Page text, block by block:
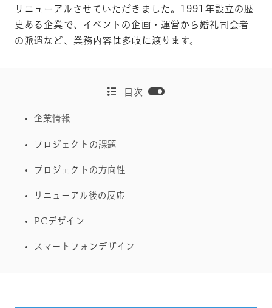
リニューアルさせていただきました。1991年設立の歴
史ある企業で、イベントの企画・運営から婚礼司会者
の派遣など、業務内容は多岐に渡ります。
目次
企業情報
プロジェクトの課題
プロジェクトの方向性
リニューアル後の反応
PCデザイン
スマートフォンデザイン